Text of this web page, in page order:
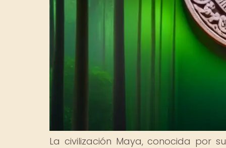
La civilización Maya, conocida por